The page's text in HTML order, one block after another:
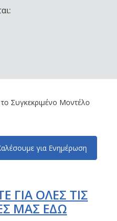
Συγκεκριμένο Μοντέλο
για Ενημέρωση
ΓΙΑ ΟΛΕΣ ΤΙΣ
ΜΑΣ Ε∆Ω